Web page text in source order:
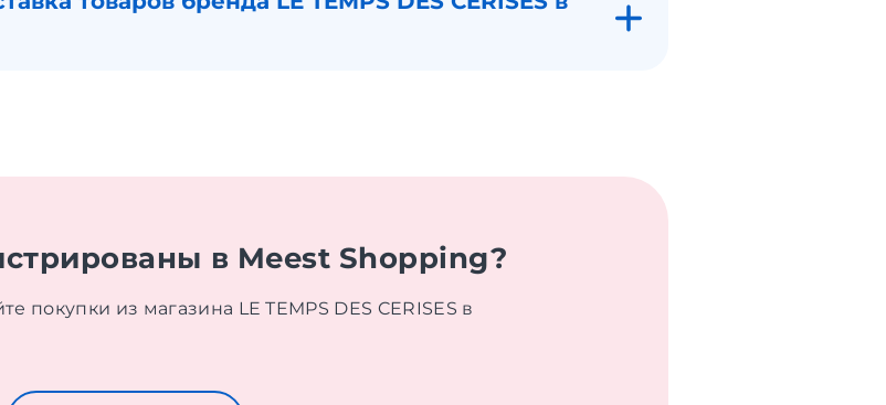
в Meest Shopping?
покупки из магазина LE TEMPS DES CERISES в